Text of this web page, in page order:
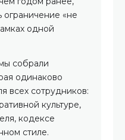
ограничение «не
одной
собрали
одинаково
всех сотрудников:
культуре,
кодексе
стиле.